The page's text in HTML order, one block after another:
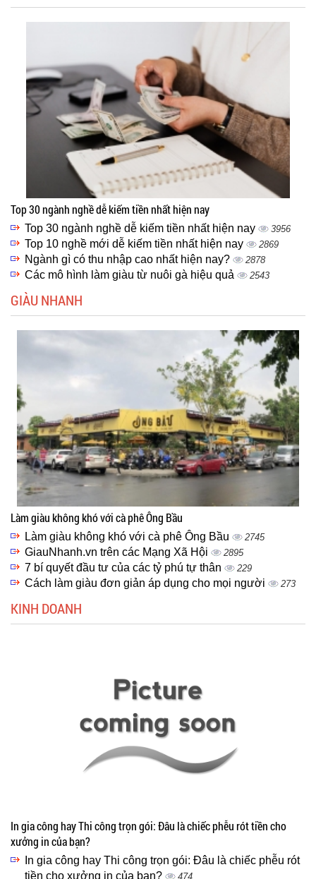
Top 30 ngành nghề dễ kiếm tiền nhất hiện nay
Top 30 ngành nghề dễ kiếm tiền nhất hiện nay 3956
Top 10 nghề mới dễ kiếm tiền nhất hiện nay 2869
Ngành gì có thu nhập cao nhất hiện nay? 2878
Các mô hình làm giàu từ nuôi gà hiệu quả 2543
GIÀU NHANH
Làm giàu không khó với cà phê Ông Bầu
Làm giàu không khó với cà phê Ông Bầu 2745
GiauNhanh.vn trên các Mạng Xã Hội 2895
7 bí quyết đầu tư của các tỷ phú tự thân 229
Cách làm giàu đơn giản áp dụng cho mọi người 273
KINH DOANH
In gia công hay Thi công trọn gói: Đâu là chiếc phễu rót tiền cho
xưởng in của bạn?
In gia công hay Thi công trọn gói: Đâu là chiếc phễu rót
tiền cho xưởng in của bạn?
474